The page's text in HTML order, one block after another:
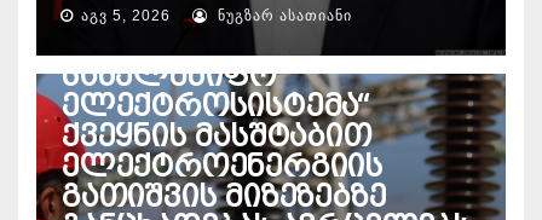
ᲐᲒᲕ 5, 2026 ᲜᲣᲒᲖᲐᲠ ᲐᲡᲐᲗᲘᲐᲜᲘ
ᲔᲜᲔᲠᲒᲔᲢᲘᲙᲐ
საქართველოს
სახელმწიფო
ელექტროსისტემა“
ქვეყნის მასშტაბით
ელექტროენერგიის
გათიშვის მიზეზებზე